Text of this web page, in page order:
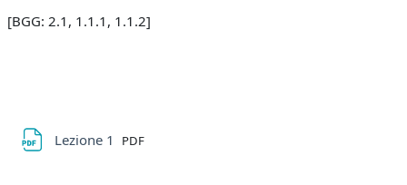
[BGG: 2.1, 1.1.1, 1.1.2]
Lezione 1 File
PDF